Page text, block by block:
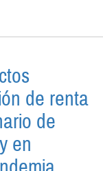
de renta
de
en